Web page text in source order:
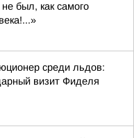
был, как самого
среди льдов:
визит Фиделя